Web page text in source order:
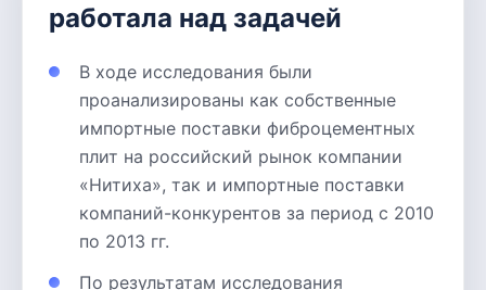
работала над задачей
В ходе исследования были
проанализированы как собственные
импортные поставки фиброцементных
плит на российский рынок компании
«Нитиха», так и импортные поставки
компаний-конкурентов за период с 2010
по 2013 гг.
По результатам исследования